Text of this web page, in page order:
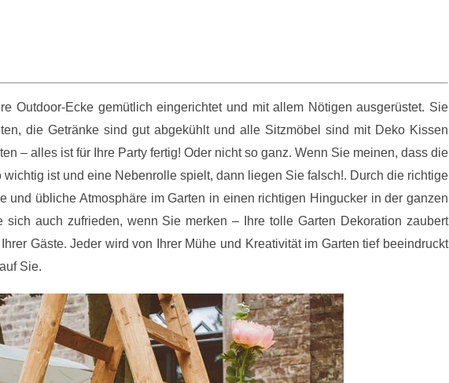
Outdoor-Ecke gemütlich eingerichtet und mit allem Nötigen ausgerüstet. Sie
die Getränke sind gut abgekühlt und alle Sitzmöbel sind mit Deko Kissen
– alles ist für Ihre Party fertig! Oder nicht so ganz. Wenn Sie meinen, dass die
ist und eine Nebenrolle spielt, dann liegen Sie falsch!. Durch die richtige
und übliche Atmosphäre im Garten in einen richtigen Hingucker in der ganzen
sich auch zufrieden, wenn Sie merken – Ihre tolle Garten Dekoration zaubert
Gäste. Jeder wird von Ihrer Mühe und Kreativität im Garten tief beeindruckt
Sie.